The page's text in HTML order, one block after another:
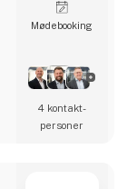
Møde­booking
4 kontakt­
personer